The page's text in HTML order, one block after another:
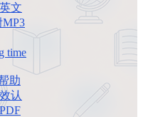
文
time
助
认